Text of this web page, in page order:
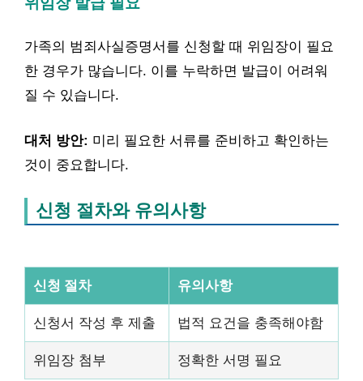
가족의 범죄사실증명서를 신청할 때 위임장이 필요
한 경우가 많습니다. 이를 누락하면 발급이 어려워
질 수 있습니다.
대처 방안: 미리 필요한 서류를 준비하고 확인하는
것이 중요합니다.
신청 절차와 유의사항
신청 절차 유의사항
신청서 작성 후 제출 법적 요건을 충족해야함
위임장 첨부 정확한 서명 필요